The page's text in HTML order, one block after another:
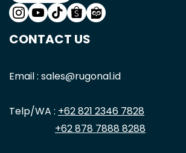
CONTACT US
Email : sales@rugonal.id
Telp/WA : +62 821 2346 7828
+62 878 7888 8288